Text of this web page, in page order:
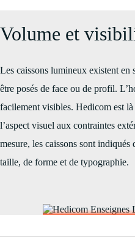
Volume et
Les caissons lumineux existent
être posés de face ou de profil.
facilement visibles. Hedicom est
l’aspect visuel aux contraintes
mesure, les caissons sont
taille, de forme et de typographie.